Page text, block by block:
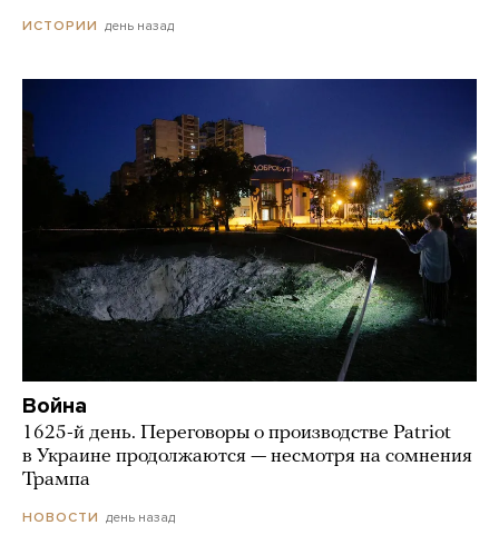
ИСТОРИИ день назад
Война
1625-й день. Переговоры о производстве Patriot
в Украине продолжаются — несмотря на сомнения
Трампа
НОВОСТИ день назад